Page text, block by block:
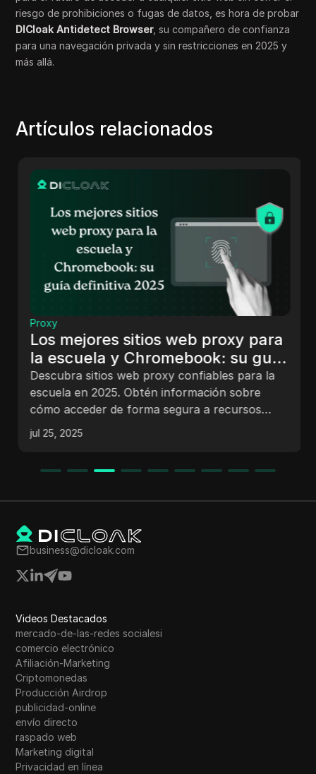
riesgo de prohibiciones o fugas de datos, es hora de probar
DICloak Antidetect Browser, su compañero de confianza
para una navegación privada y sin restricciones en 2025 y
más allá.
Artículos relacionados
Proxy
Los mejores sitios web proxy para
la escuela y Chromebook: su guía
definitiva 2025
Descubra sitios web proxy confiables para la
escuela en 2025. Obtén información sobre
cómo acceder de forma segura a recursos
educativos, herramientas de investigación y
videos bloqueados en tu Chromebook.
jul 25, 2025
business@dicloak.com
Videos Destacados
mercado-de-las-redes socialesi
comercio electrónico
Afiliación-Marketing
Criptomonedas
Producción Airdrop
publicidad-online
envío directo
raspado web
Marketing digital
Privacidad en línea